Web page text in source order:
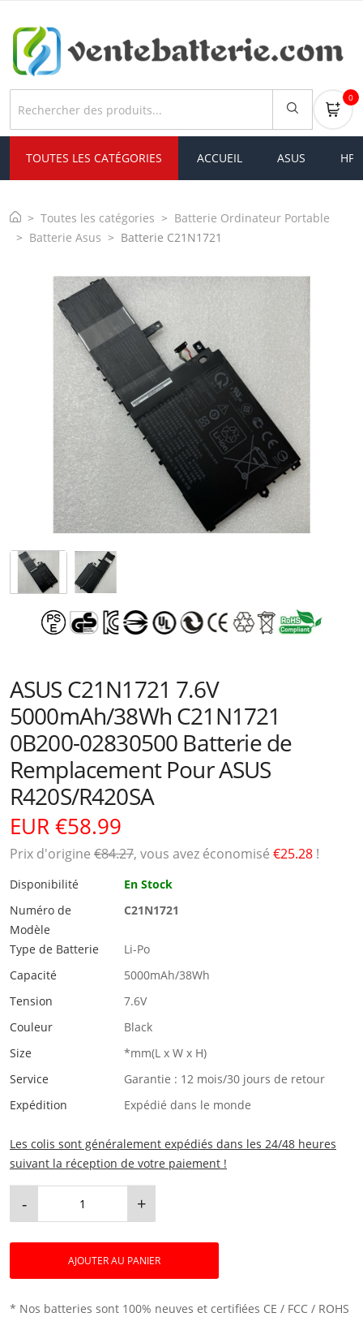
0
TOUTES LES CATÉGORIES ACCUEIL ASUS HP
Toutes les catégories
Batterie Ordinateur Portable
Batterie Asus
Batterie C21N1721
ASUS C21N1721 7.6V
5000mAh/38Wh C21N1721
0B200-02830500 Batterie de
Remplacement Pour ASUS
R420S/R420SA
EUR €58.99
Prix ​​d'origine €84.27, vous avez économisé €25.28 !
Disponibilité
En Stock
Numéro de
Modèle
C21N1721
Type de Batterie
Li-Po
Capacité
5000mAh/38Wh
Tension
7.6V
Couleur
Black
Size
*mm(L x W x H)
Service
Garantie : 12 mois/30 jours de retour
Expédition
Expédié dans le monde
Les colis sont généralement expédiés dans les 24/48 heures
suivant la réception de votre paiement !
- +
AJOUTER AU PANIER
* Nos batteries sont 100% neuves et certifiées CE / FCC / ROHS